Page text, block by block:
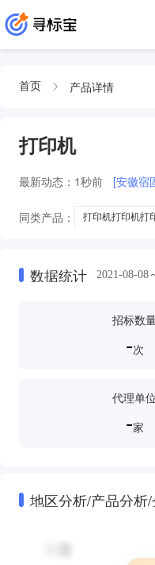
首页 产品详情
打印机
最新动态： 1秒前 [安徽宿
同类产品： 打印机打印机打
打印机打印机打印机打印机
打印机打印机打印机打印机
打印机打印机打印机打印机
数据统计 2021-08-08
招标数
-次
代理单位
-家
地区分析/产品分析